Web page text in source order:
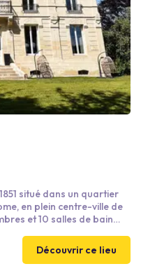
situé dans un quartier
en plein centre-ville de
et 10 salles de bain
et salle de fitness.
peut vous accueillir pour
Découvrir ce lieu